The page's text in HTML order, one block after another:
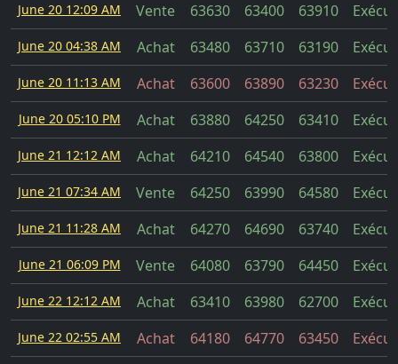
June 20 12:09 AM Vente 63630 63400 63910
June 20 04:38 AM Achat 63480 63710 63190
June 20 11:13 AM Achat 63600 63890 63230
June 20 05:10 PM Achat 63880 64250 63410
June 21 12:12 AM Achat 64210 64540 63800
June 21 07:34 AM Vente 64250 63990 64580
June 21 11:28 AM Achat 64270 64690 63740
June 21 06:09 PM Vente 64080 63790 64450
June 22 12:12 AM Achat 63410 63980 62700
June 22 02:55 AM Achat 64180 64770 63450